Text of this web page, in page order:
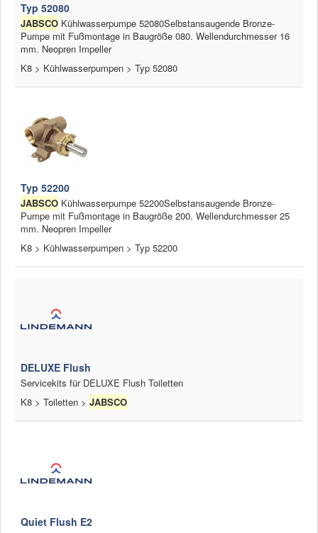
Typ 52080
JABSCO Kühlwasserpumpe 52080Selbstansaugende Bronze-
Pumpe mit Fußmontage in Baugröße 080. Wellendurchmesser 16
mm. Neopren Impeller
K8 > Kühlwasserpumpen > Typ 52080
Typ 52200
JABSCO Kühlwasserpumpe 52200Selbstansaugende Bronze-
Pumpe mit Fußmontage in Baugröße 200. Wellendurchmesser 25
mm. Neopren Impeller
K8 > Kühlwasserpumpen > Typ 52200
DELUXE Flush
Servicekits für DELUXE Flush Toiletten
K8 > Toiletten > JABSCO
Quiet Flush E2